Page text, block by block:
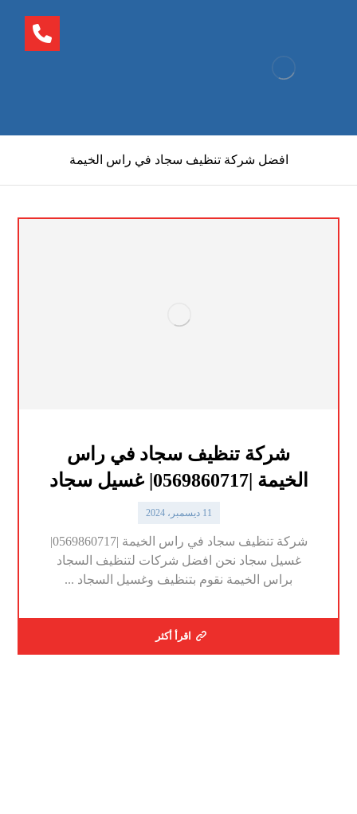
افضل شركة تنظيف سجاد في راس الخيمة
شركة تنظيف سجاد في راس
الخيمة |0569860717| غسيل سجاد
11 ديسمبر، 2024
شركة تنظيف سجاد في راس الخيمة |0569860717|
غسيل سجاد نحن افضل شركات لتنظيف السجاد
براس الخيمة نقوم بتنظيف وغسيل السجاد ...
اقرأ أكثر